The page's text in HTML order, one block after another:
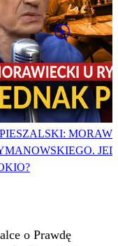
o Prawdę